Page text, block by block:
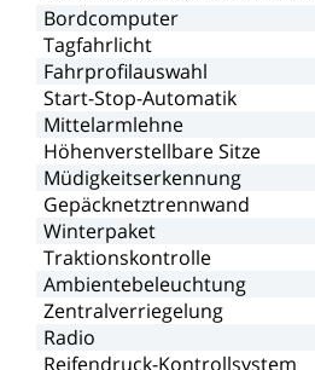
Bordcomputer
Tagfahrlicht
Fahrprofilauswahl
Start-Stop-Automatik
Mittelarmlehne
HöhenverstellbareSitze
Müdigkeitserkennung
Gepäcknetztrennwand
Winterpaket
Traktionskontrolle
Ambientebeleuchtung
Zentralverriegelung
Radio
Reifendruck-Kontrollsystem